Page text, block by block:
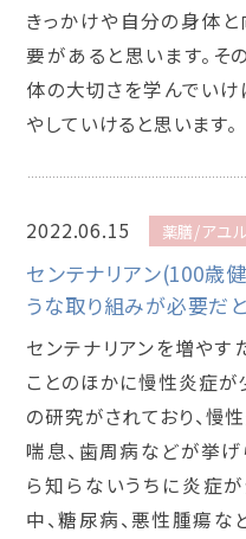
きっかけや自分の身体と
要があると思います。そ
体の大切さを学んでいけ
やしていけると思います。
2022.06.15 薬膳/アユ
センテナリアン(100歳
うな取り組みが必要だ
センテナリアンを増やす
ことのほかに慢性炎症が
の研究がされており、慢
喘息、歯周病などが挙げ
ら知らないうちに炎症
中、糖尿病、悪性腫瘍な